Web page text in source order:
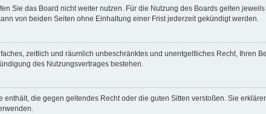
Sie das Board nicht weiter nutzen. Für die Nutzung des Boards gelten
von beiden Seiten ohne Einhaltung einer Frist jederzeit gekündigt werden.
zeitlich und räumlich unbeschränktes und unentgeltliches Recht, Ihren
des Nutzungsvertrages bestehen.
die gegen geltendes Recht oder die guten Sitten verstoßen. Sie